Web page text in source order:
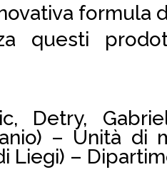
formula
questi
Detry,
– Unità di
Liegi) –